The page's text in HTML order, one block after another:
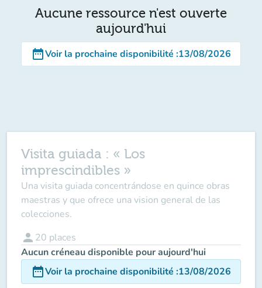
Aucune ressource n'est ouverte
aujourd'hui
date_rangeVoir la prochaine disponibilité :13/08/2026
Visita guiada : « Los
imprescindibles »
Una visita guiada concentrándose en quince obras
maestras y que ofrece una vision general de las
colecciones.
person 20 places
Aucun créneau disponible pour aujourd'hui
date_rangeVoir la prochaine disponibilité :13/08/2026